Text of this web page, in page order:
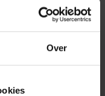
Over
onder
ons sterker
Academy
Vernaillen.